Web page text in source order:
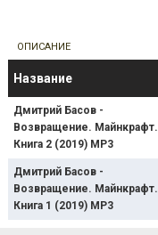
ОПИСАНИЕ
Название
Дмитрий Басов -
Возвращение. Майнкрафт.
Книга 2 (2019) МР3
Дмитрий Басов -
Возвращение. Майнкрафт.
Книга 1 (2019) МР3